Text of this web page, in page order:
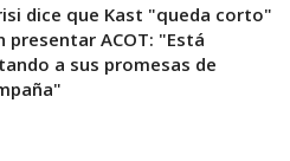
dice que Kast "queda corto"
presentar ACOT: "Está
a sus promesas de